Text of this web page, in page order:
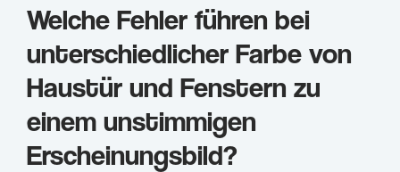
Welche Fehler führen bei
unterschiedlicher Farbe von
Haustür und Fenstern zu
einem unstimmigen
Erscheinungsbild?